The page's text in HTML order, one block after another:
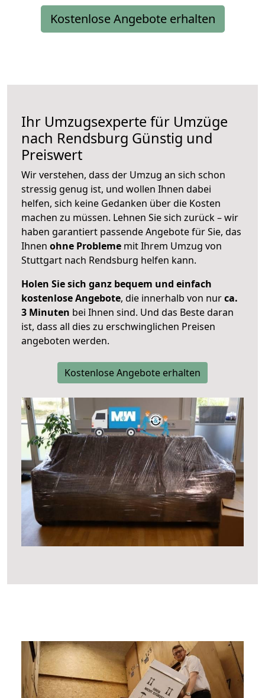
Kostenlose Angebote erhalten
Ihr Umzugsexperte für Umzüge
nach Rendsburg Günstig und
Preiswert
Wir verstehen, dass der Umzug an sich schon
stressig genug ist, und wollen Ihnen dabei
helfen, sich keine Gedanken über die Kosten
machen zu müssen. Lehnen Sie sich zurück – wir
haben garantiert passende Angebote für Sie, das
Ihnen ohne Probleme mit Ihrem Umzug von
Stuttgart nach Rendsburg helfen kann.
Holen Sie sich ganz bequem und einfach
kostenlose Angebote, die innerhalb von nurca.
3 Minuten bei Ihnen sind. Und das Beste daran
ist, dass all dies zu erschwinglichen Preisen
angeboten werden.
Kostenlose Angebote erhalten